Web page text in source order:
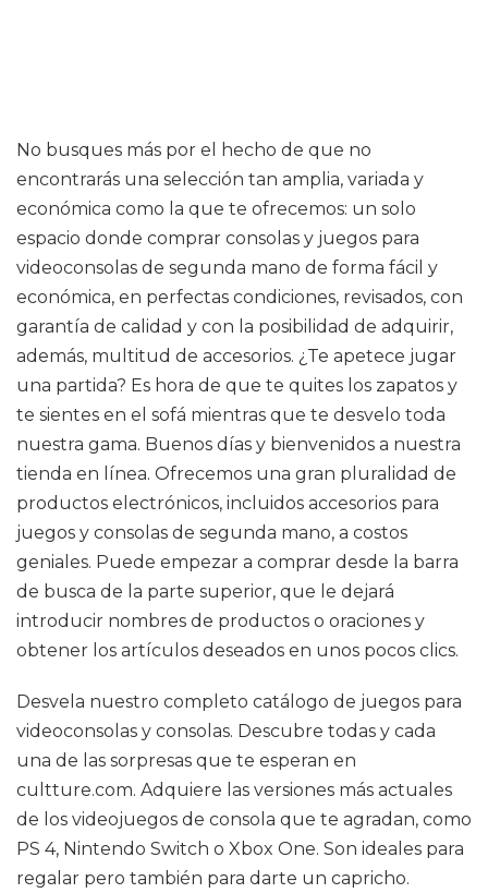
No busques más por el hecho de que no
encontrarás una selección tan amplia, variada y
económica como la que te ofrecemos: un solo
espacio donde comprar consolas y juegos para
videoconsolas de segunda mano de forma fácil y
económica, en perfectas condiciones, revisados, con
garantía de calidad y con la posibilidad de adquirir,
además, multitud de accesorios. ¿Te apetece jugar
una partida? Es hora de que te quites los zapatos y
te sientes en el sofá mientras que te desvelo toda
nuestra gama. Buenos días y bienvenidos a nuestra
tienda en línea. Ofrecemos una gran pluralidad de
productos electrónicos, incluidos accesorios para
juegos y consolas de segunda mano, a costos
geniales. Puede empezar a comprar desde la barra
de busca de la parte superior, que le dejará
introducir nombres de productos o oraciones y
obtener los artículos deseados en unos pocos clics.
Desvela nuestro completo catálogo de juegos para
videoconsolas y consolas. Descubre todas y cada
una de las sorpresas que te esperan en
cultture.com. Adquiere las versiones más actuales
de los videojuegos de consola que te agradan, como
PS 4, Nintendo Switch o Xbox One. Son ideales para
regalar pero también para darte un capricho.